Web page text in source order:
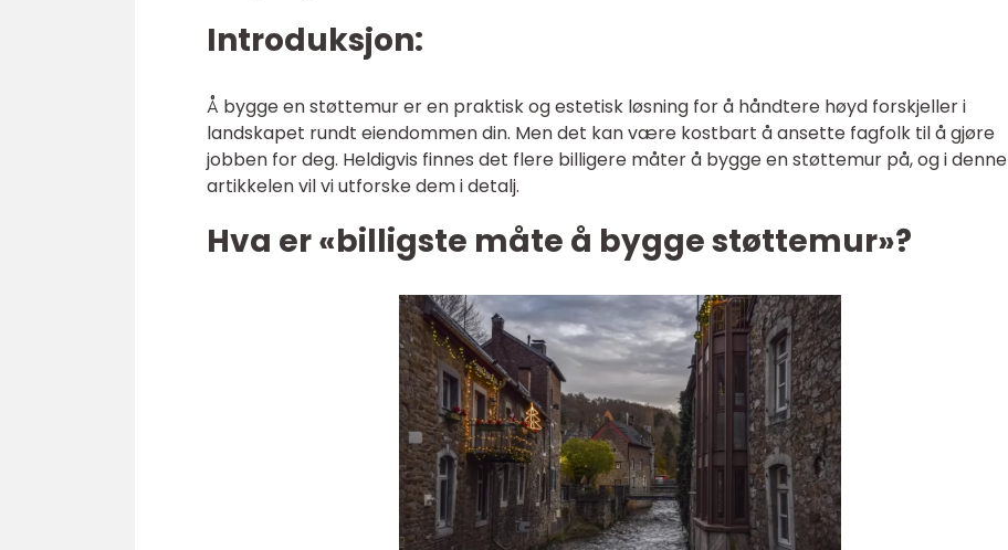
Introduksjon:
Å bygge en støttemur er en praktisk og estetisk løsning for å håndtere høyd forskjeller i
landskapet rundt eiendommen din. Men det kan være kostbart å ansette fagfolk til å gjøre
jobben for deg. Heldigvis finnes det flere billigere måter å bygge en støttemur på, og i denne
artikkelen vil vi utforske dem i detalj.
Hva er «billigste måte å bygge støttemur»?